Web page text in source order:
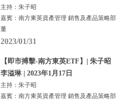
主持：朱子昭
嘉賓：南方東英資產管理 銷售及產品策略部
董
2023/01/31
【即市搏擊-南方東英ETF】| 朱子昭
李溢琳 | 2023年1月17日
主持：朱子昭
嘉賓：南方東英資產管理 銷售及產品策略部